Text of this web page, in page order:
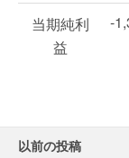
当期純利
益
-
以前の投稿